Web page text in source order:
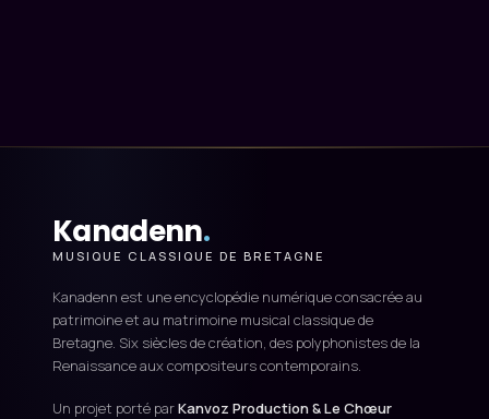
Kanadenn.
MUSIQUE CLASSIQUE DE BRETAGNE
Kanadenn est une encyclopédie numérique consacrée au
patrimoine et au matrimoine musical classique de
Bretagne. Six siècles de création, des polyphonistes de la
Renaissance aux compositeurs contemporains.
Un projet porté parKanvoz Production & Le Chœur